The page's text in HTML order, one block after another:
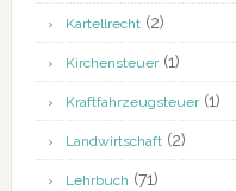
Kartellrecht(2)
Kirchensteuer(1)
Kraftfahrzeugsteuer(1)
Landwirtschaft(2)
Lehrbuch (71)